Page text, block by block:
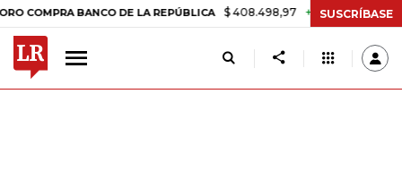
BANCO DE LA REPÚBLICA $ 408.498,97 +$ 8.753,81 +2,19%
SUSCRÍBASE